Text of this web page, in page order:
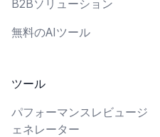
B2Bソリューション
無料のAIツール
ツール
パフォーマンスレビュージ
ェネレーター